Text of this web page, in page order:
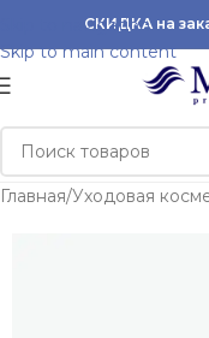
Skip to navigation
Skip to main content
СКИДКА на
Главная/Уходовая